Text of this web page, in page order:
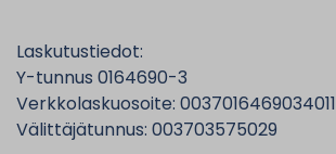
Laskutustiedot:
Y-tunnus 0164690-3
Verkkolaskuosoite: 0037016469034011
Välittäjätunnus: 003703575029